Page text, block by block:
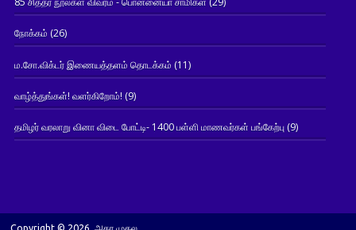
நோக்கம் (26)
ம.சோ.விக்டர் இணையத்தளம் தொடக்கம் (11)
வாழ்த்துங்கள்! வளர்கிறோம்! (9)
தமிழர் வரலாறு வினா விடை போட்டி- 1400 பள்ளி மாணவர்கள் பங்கேற்பு(9)
Copyright © 2026. அகர முதல